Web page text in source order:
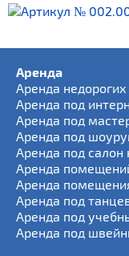
Аренда
Аренда
Аренда под
Аренда под
Аренда под
Аренда под салон
Аренда
Аренда
Аренда под
Аренда под
Аренда под